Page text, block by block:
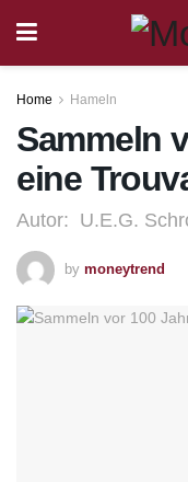
Home Hameln
Sammeln
eine
Autor: U.E.G.
by moneytrend